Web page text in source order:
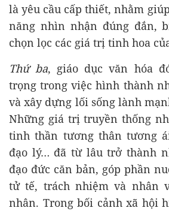
là yêu cầu cấp thiết, nhằm
năng nhìn nhận đúng đắn,
chọn lọc các giá trị tinh hoa
Thứ ba, giáo dục văn hóa
trọng trong việc hình thành
và xây dựng lối sống lành
Những giá trị truyền thống
tinh thần tương thân tương
đạo lý… đã từ lâu trở thành
đạo đức căn bản, góp phần
tử tế, trách nhiệm và nhân
nhân. Trong bối cảnh xã hội